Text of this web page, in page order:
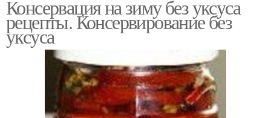
Консервация на зиму без уксуса
рецепты. Консервирование без
уксуса